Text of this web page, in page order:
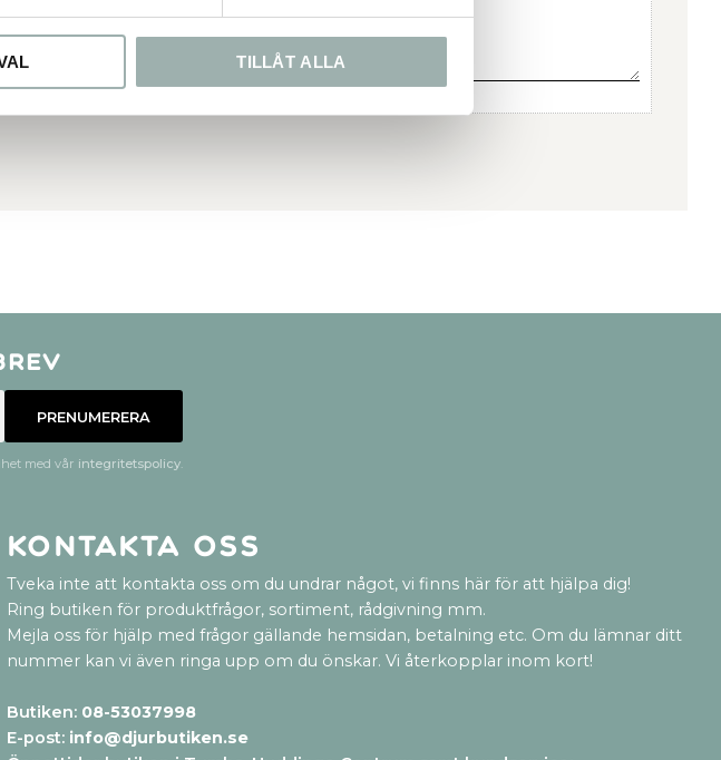
TILLÅT ALLA
PRENUMERERA
med vår integritetspolicy.
Kontakta oss
Tveka inte att kontakta oss om du undrar något, vi finns här för att hjälpa dig!
Ring butiken för produktfrågor, sortiment, rådgivning mm.
Mejla oss för hjälp med frågor gällande hemsidan, betalning etc. Om du lämnar ditt
nummer kan vi även ringa upp om du önskar. Vi återkopplar inom kort!
Butiken: 08-53037998
E-post: info@djurbutiken.se